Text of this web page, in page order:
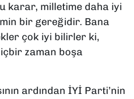
karar, milletime daha iyi
bir gereğidir. Bana
çok iyi bilirler ki,
zaman boşa
ardından İYİ Parti’nin